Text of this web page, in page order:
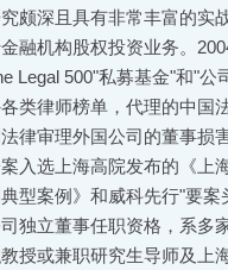
颇深且具有非常丰富的实
融机构股权投资业务。
Legal 500"私募基金"和"公
类律师榜单，代理的中国
律审理外国公司的董事损
入选上海高院发布的《上
型案例》和威科先行"要案
司独立董事任职资格，系多
授或兼职研究生导师及上